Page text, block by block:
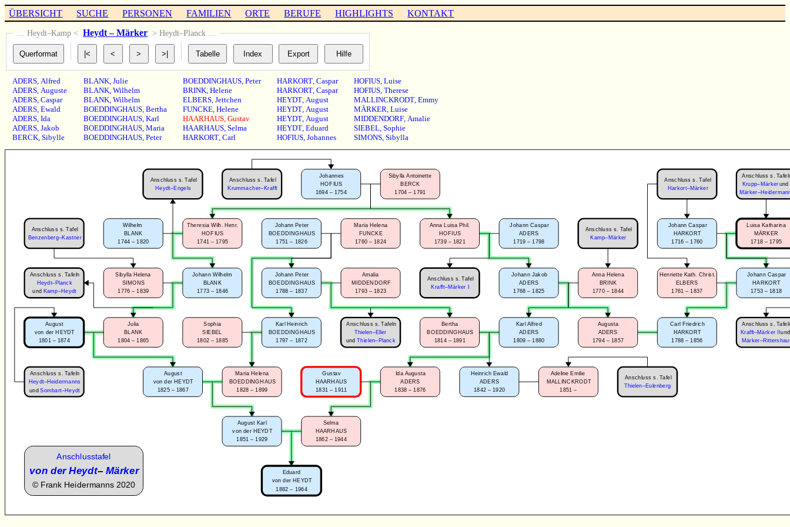
ÜBERSICHT SUCHE PERSONEN FAMILIEN ORTE BERUFE HIGHLIGHTS KONTAKT
… Heydt–Kamp < Heydt – Märker > Heydt–Planck …
ADERS,Alfred
ADERS,Auguste
ADERS,Caspar
ADERS,Ewald
ADERS,Ida
ADERS,Jakob
BERCK,Sibylle
BLANK, Julie
BLANK, Wilhelm
BLANK, Wilhelm
BOEDDINGHAUS, Bertha
BOEDDINGHAUS, Karl
BOEDDINGHAUS, Maria
BOEDDINGHAUS, Peter
BOEDDINGHAUS, Peter
BRINK, Helene
ELBERS, Jettchen
FUNCKE, Helene
HAARHAUS, Gustav
HAARHAUS, Selma
HARKORT, Carl
HARKORT, Caspar
HARKORT, Caspar
HEYDT, August
HEYDT, August
HEYDT, August
HEYDT, Eduard
HOFIUS, Johannes
HOFIUS, Luise
HOFIUS, Therese
MALLINCKRODT, Emmy
MÄRKER, Luise
MIDDENDORF, Amalie
SIEBEL, Sophie
SIMONS, Sibylla
Sibylla Helena
SIMONS
1776 – 1839
Johann Wilhelm
BLANK
1773 – 1846
Julia
BLANK
1804 – 1865
August
von der HEYDT
1801 – 1874
Maria Helena
BOEDDINGHAUS
1828 – 1899
August
von der HEYDT
1825 – 1867
Selma
HAARHAUS
1862 – 1944
August Karl
von der HEYDT
1851 – 1929
Eduard
von der HEYDT
1882 – 1964
Sophia
SIEBEL
1802 – 1885
Karl Heinrich
BOEDDINGHAUS
1797 – 1872
Maria Helena
FUNCKE
1760 – 1824
Johann Peter
BOEDDINGHAUS
1751 – 1826
Johann Peter
BOEDDINGHAUS
1788 – 1837
Amalia
MIDDENDORF
1793 – 1823
Bertha
BOEDDINGHAUS
1814 – 1891
Karl Alfred
ADERS
1809 – 1880
Johann Jakob
ADERS
1768 – 1825
Anna Helena
BRINK
1770 – 1844
Augusta
ADERS
1794 – 1857
Carl Friedrich
HARKORT
1788 – 1856
Johann Caspar
HARKORT
1716 – 1760
Johann Caspar
HARKORT
1753 – 1818
Henriette Kath. Christ.
ELBERS
1761 – 1837
Luisa Katharina
MÄRKER
1718 – 1795
Anschluss s. Tafel
Harkort–Märker
Anschluss s.
Krupp–Märkerund
Ida Augusta
ADERS
1838 – 1876
Gustav
HAARHAUS
1831 – 1911
Anschluss s. Tafeln
Heydt–Heidermanns
undSombart–Heydt
Wilhelm
BLANK
1744 – 1820
Theresia Wilh. Henr.
HOFIUS
1741 – 1795
Sibylla Antoinette
BERCK
1704 – 1791
Johannes
HOFIUS
1694 – 1754
Anna Luisa Phil.
HOFIUS
1739 – 1821
Johann Caspar
ADERS
1719 – 1798
Anschluss s. Tafel
Krafft–Märker I
Anschluss s. Tafel
Kamp–Märker
Anschluss s. Tafeln
Thielen–Eller
undThielen–Planck
Anschluss s. Tafel
Benzenberg–Kastner
Anschluss s. Tafel
Heydt–Engels
Anschluss s. Tafeln
Heydt–Planck
und Kamp–Heydt
Anschluss s. Tafel
Krummacher–Krafft
Anschlusstafel
von der Heydt–Märker
© Frank Heidermanns 2020
Anschluss s.
Krafft–Märker II und
Adeline Emilie
MALLINCKRODT
1851 –
Heinrich Ewald
ADERS
1842 – 1920
Anschluss s. Tafel
Thielen–Eulenberg